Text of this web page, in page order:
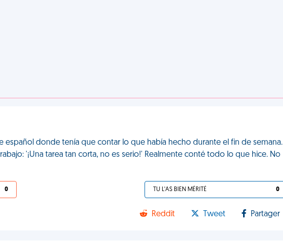
español donde tenía que contar lo que había hecho durante el fin de semana.
'¡Una tarea tan corta, no es serio!' Realmente conté todo lo que hice. No
0 TU L'AS BIEN MÉRITÉ 0
Reddit Tweet Partager